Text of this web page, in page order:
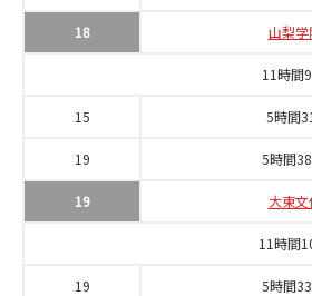
18 山梨
11時間
15 5時間
19 5時間
19 大東
11時間
19 5時間